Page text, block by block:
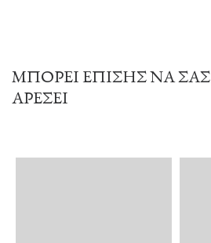
ΜΠΟΡΕΊ ΕΠΊΣΗΣ ΝΑ ΣΑΣ
ΑΡΈΣΕΙ